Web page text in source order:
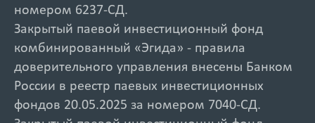
номером 6237-СД.
Закрытый паевой инвестиционный фонд
комбинированный «Эгида» - правила
доверительного управления внесены Банком
России в реестр паевых инвестиционных
фондов 20.05.2025 за номером 7040-СД.